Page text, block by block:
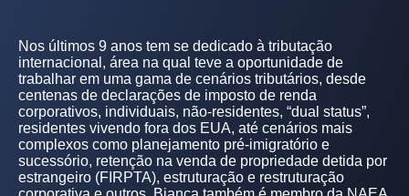
Nos últimos 9 anos tem se dedicado à tributação
internacional, área na qual teve a oportunidade de
trabalhar em uma gama de cenários tributários, desde
centenas de declarações de imposto de renda
corporativos, individuais, não-residentes, “dual status”,
residentes vivendo fora dos EUA, até cenários mais
complexos como planejamento pré-imigratório e
sucessório, retenção na venda de propriedade detida por
estrangeiro (FIRPTA), estruturação e restruturação